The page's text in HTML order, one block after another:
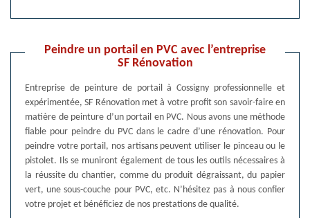
Peindre un portail en PVC avec l’entreprise
SF Rénovation
Entreprise de peinture de portail à Cossigny professionnelle et
expérimentée, SF Rénovation met à votre profit son savoir-faire en
matière de peinture d’un portail en PVC. Nous avons une méthode
fiable pour peindre du PVC dans le cadre d’une rénovation. Pour
peindre votre portail, nos artisans peuvent utiliser le pinceau ou le
pistolet. Ils se muniront également de tous les outils nécessaires à
la réussite du chantier, comme du produit dégraissant, du papier
vert, une sous-couche pour PVC, etc. N’hésitez pas à nous confier
votre projet et bénéficiez de nos prestations de qualité.